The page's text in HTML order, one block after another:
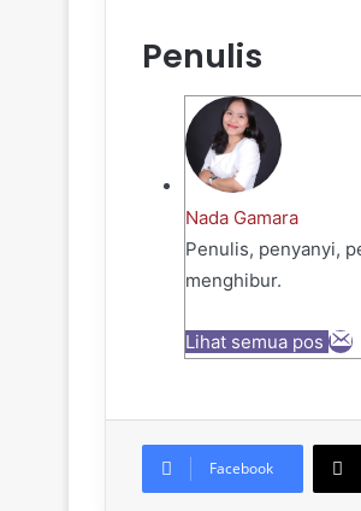
Penulis
Nada Gamara
Penulis, penyanyi,
menghibur.
Lihat semua pos
Facebook